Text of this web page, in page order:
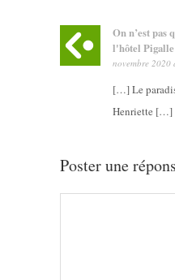
On n’est pas
l'hôtel
novembre 2020
[…] Le
Henriette […]
Poster une